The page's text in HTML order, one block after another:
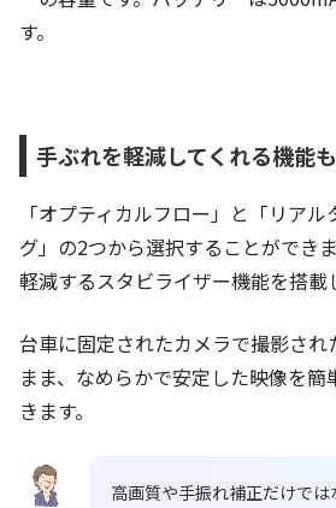
す。
手ぶれを軽減してくれる機能
「オプティカルフロー」と「リア
グ」の2つから選択することができ
軽減するスタビライザー機能を搭載
台車に固定されたカメラで撮影さ
まま、なめらかで安定した映像を
きます。
高画質や手振れ補正だけで